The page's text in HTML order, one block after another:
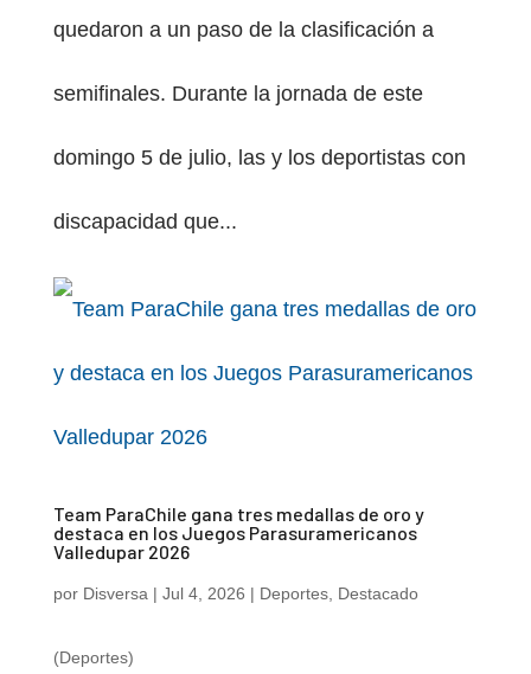
quedaron a un paso de la clasificación a
semifinales. Durante la jornada de este
domingo 5 de julio, las y los deportistas con
discapacidad que...
Team ParaChile gana tres medallas de oro y
destaca en los Juegos Parasuramericanos
Valledupar 2026
por Disversa | Jul 4, 2026 | Deportes, Destacado
(Deportes)